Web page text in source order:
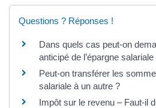
Questions ? Réponses !
Dans quels cas peut-on
anticipé de l’épargne salariale
Peut-on transférer les
salariale à un autre ?
Impôt sur le revenu – Faut-il